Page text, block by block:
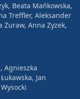
Beata Mańkowska,
Treffler, Aleksander
Żuraw, Anna Zyzek,
Agnieszka
Jan